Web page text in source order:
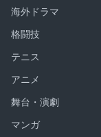
海外ドラマ
格闘技
テニス
アニメ
舞台・演劇
マンガ